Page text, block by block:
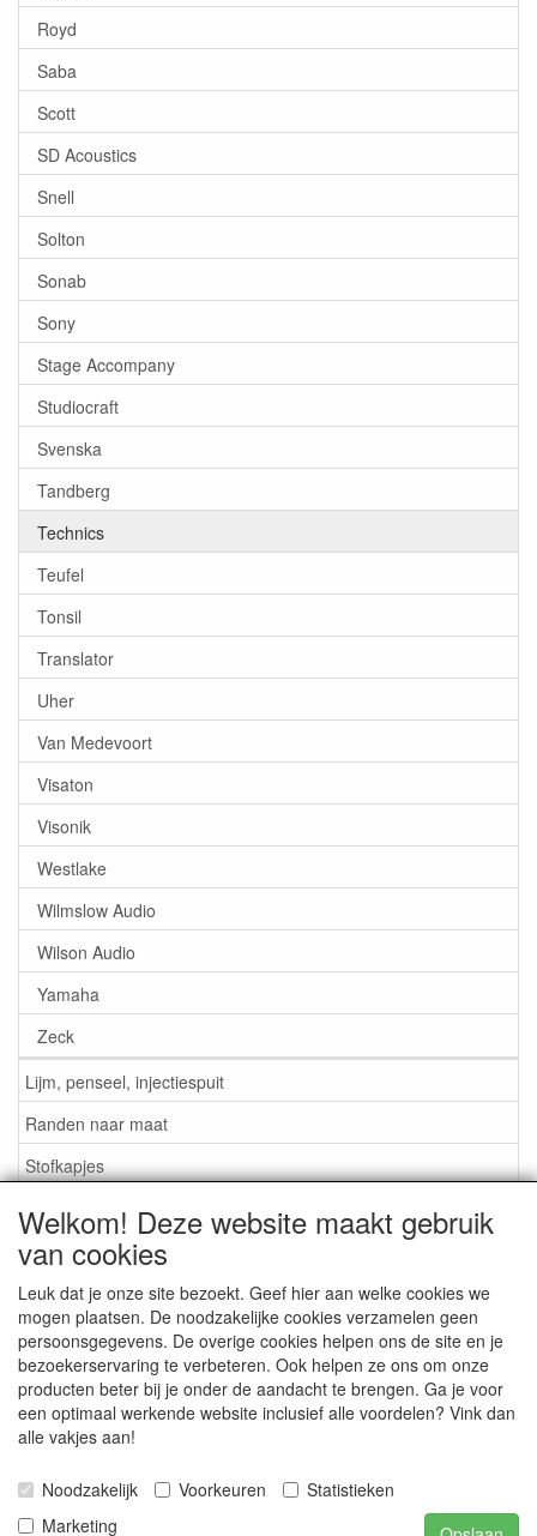
Royd
Saba
Scott
SD Acoustics
Snell
Solton
Sonab
Sony
Stage Accompany
Studiocraft
Svenska
Tandberg
Technics
Teufel
Tonsil
Translator
Uher
Van Medevoort
Visaton
Visonik
Westlake
Wilmslow Audio
Wilson Audio
Yamaha
Zeck
Lijm, penseel, injectiespuit
Randen naar maat
Stofkapjes
Informatie
Foam of rubber randen?
Belangrijk bij bestellen
Nieuws
Contact / Gegevens
Algemene Voorwaarden
Welkom! Deze website maakt gebruik
van cookies
Leuk dat je onze site bezoekt. Geef hier aan welke cookies we
mogen plaatsen. De noodzakelijke cookies verzamelen geen
persoonsgegevens. De overige cookies helpen ons de site en je
bezoekerservaring te verbeteren. Ook helpen ze ons om onze
producten beter bij je onder de aandacht te brengen. Ga je voor
een optimaal werkende website inclusief alle voordelen? Vink dan
alle vakjes aan!
Noodzakelijk Voorkeuren
Statistieken
Marketing